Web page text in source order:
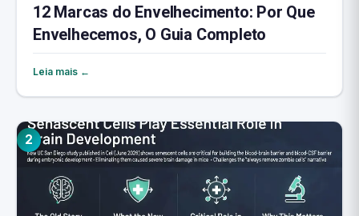
12 Marcas do Envelhecimento: Por Que
Envelhecemos, O Guia Completo
Leia mais ←
2